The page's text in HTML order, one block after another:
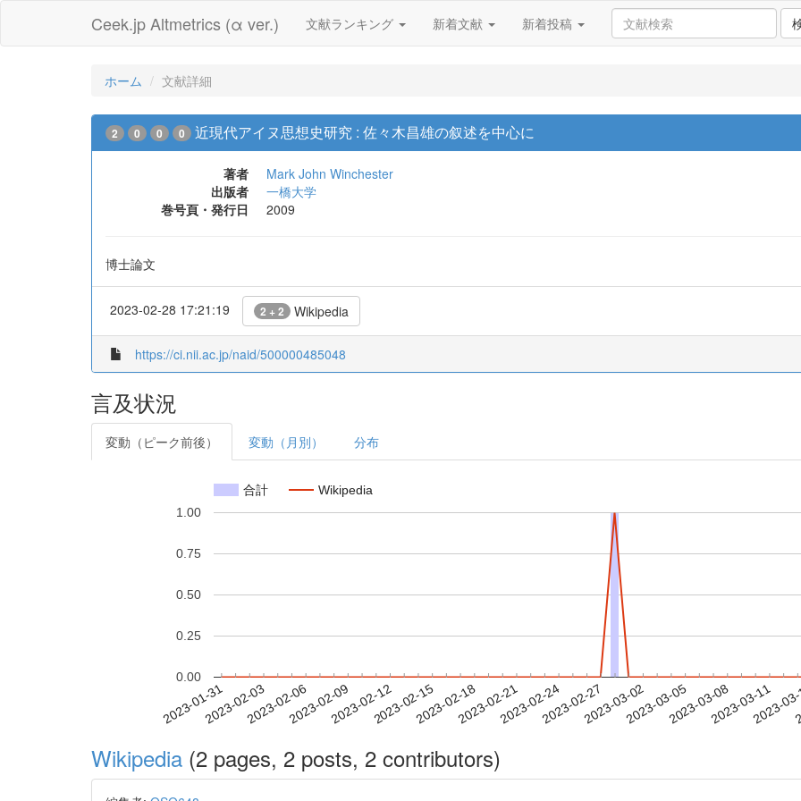
Ceek.jp Altmetrics (α ver.) 文献ランキング 新着文献 新着投稿
ホーム 文献詳細
2 0 0 0 近現代アイヌ思想史研究 : 佐々木昌雄の叙述を中心に
著者
Mark John Winchester
出版者
一橋大学
巻号頁・発行日
2009
博士論文
2023-02-28 17:21:19 2 + 2 Wikipedia
https://ci.nii.ac.jp/naid/500000485048
言及状況
変動（ピーク前後） 変動（月別） 分布
合計 Wikipedia
2023-01-312023-02-032023-02-062023-02-092023-02-122023-02-152023-02-182023-02-212023-02-242023-02-272023-03-022023-03-052023-03-082023-03-11
2023-
0.00
0.25
0.50
0.75
1.00
Wikipedia (2 pages, 2 posts, 2 contributors)